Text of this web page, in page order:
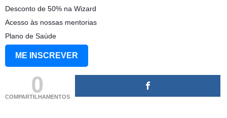
Desconto de 50% na Wizard
Acesso às nossas mentorias
Plano de Saúde
ME INSCREVER
0
COMPARTILHAMENTOS